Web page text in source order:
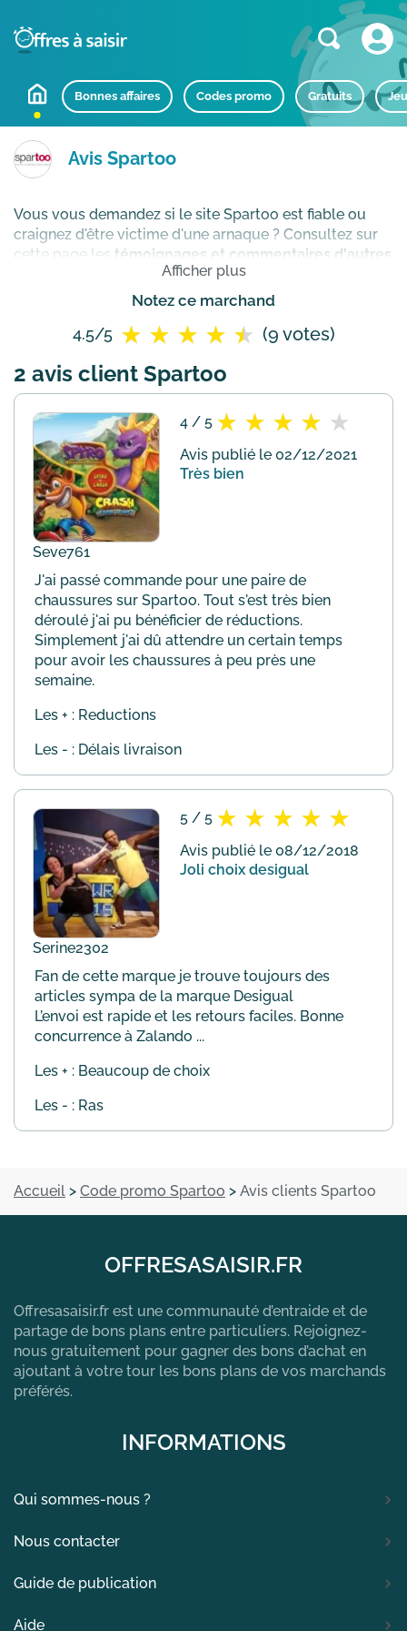
Bonnes affaires Codes promo Gratuits
Avis Spartoo
Vous vous demandez si le site Spartoo est fiable ou
craignez d'être victime d'une arnaque ? Consultez sur
cette page les témoignages et commentaires d'autres
pour vérifier sa réputation en ligne
avant de passer commande.
Afficher plus
Notez ce marchand
4.5/5 (9 votes)
2 avis client Spartoo
Seve761
4 / 5
Avis publié le 02/12/2021
Très bien
J'ai passé commande pour une paire de
chaussures sur Spartoo. Tout s'est très bien
déroulé j'ai pu bénéficier de réductions.
Simplement j'ai dû attendre un certain temps
pour avoir les chaussures à peu près une
semaine.
Les + : Reductions
Les - : Délais livraison
Serine2302
5 / 5
Avis publié le 08/12/2018
Joli choix desigual
Fan de cette marque je trouve toujours des
articles sympa de la marque Desigual
L’envoi est rapide et les retours faciles. Bonne
concurrence à Zalando ...
Les + : Beaucoup de choix
Les - : Ras
Accueil > Code promo Spartoo > Avis clients Spartoo
OFFRESASAISIR.FR
Offresasaisir.fr est une communauté d’entraide et de
partage de bons plans entre particuliers. Rejoignez-
nous gratuitement pour gagner des bons d’achat en
ajoutant à votre tour les bons plans de vos marchands
préférés.
INFORMATIONS
Qui sommes-nous ?
Nous contacter
Guide de publication
Aide